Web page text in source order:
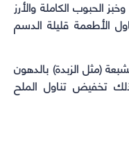
يومية)، وخبز الحبوب الكاملة والأرز
الأطعمة قليلة الدسم
(مثل الزبدة) بالدهون
تخفيض تناول الملح